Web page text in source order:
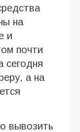
на
и
почти
сегодня
а на
вывозить